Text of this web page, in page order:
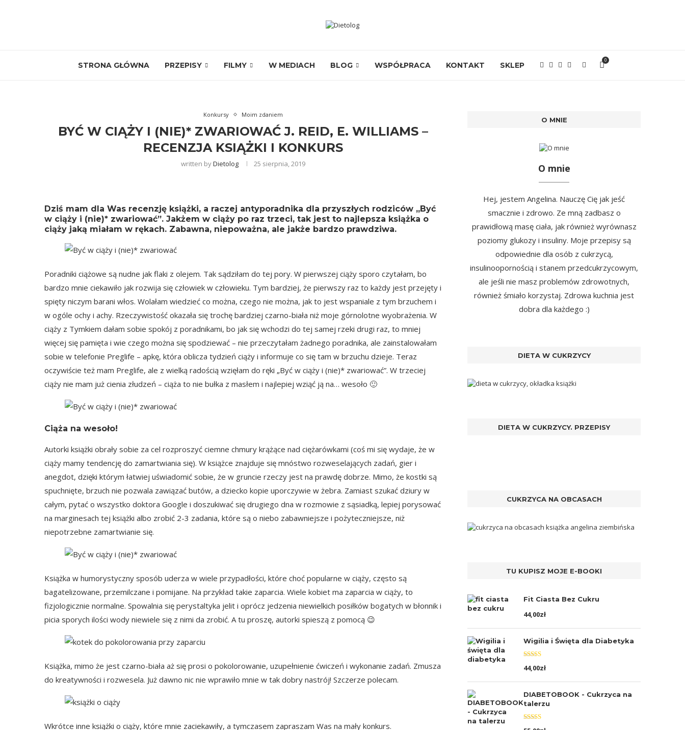
STRONA GŁÓWNA PRZEPISY FILMY W MEDIACH BLOG WSPÓŁPRACA KONTAKT SKLEP
0
Konkursy Moim zdaniem
BYĆ W CIĄŻY I (NIE)* ZWARIOWAĆ J. REID, E. WILLIAMS –
RECENZJA KSIĄŻKI I KONKURS
written byDietolog 25 sierpnia, 2019
Dziś mam dla Was recenzję książki, a raczej antyporadnika dla przyszłych rodziców „Być
w ciąży i (nie)* zwariować”. Jakżem w ciąży po raz trzeci, tak jest to najlepsza książka o
ciąży jaką miałam w rękach. Zabawna, niepoważna, ale jakże bardzo prawdziwa.
Poradniki ciążowe są nudne jak flaki z olejem. Tak sądziłam do tej pory. W pierwszej ciąży sporo czytałam, bo
bardzo mnie ciekawiło jak rozwija się człowiek w człowieku. Tym bardziej, że pierwszy raz to każdy jest przejęty i
spięty niczym barani włos. Wolałam wiedzieć co można, czego nie można, jak to jest wspaniale z tym brzuchem i
w ogóle ochy i achy. Rzeczywistość okazała się trochę bardziej czarno-biała niż moje górnolotne wyobrażenia. W
ciąży z Tymkiem dałam sobie spokój z poradnikami, bo jak się wchodzi do tej samej rzeki drugi raz, to mniej
więcej się pamięta i wie czego można się spodziewać – nie przeczytałam żadnego poradnika, ale zainstalowałam
sobie w telefonie Preglife – apkę, która oblicza tydzień ciąży i informuje co się tam w brzuchu dzieje. Teraz
oczywiście też mam Preglife, ale z wielką radością wzięłam do ręki „Być w ciąży i (nie)* zwariować”. W trzeciej
ciąży nie mam już cienia złudzeń – ciąża to nie bułka z masłem i najlepiej wziąć ją na… wesoło 🙂
Ciąża na wesoło!
Autorki książki obrały sobie za cel rozproszyć ciemne chmury krążące nad ciężarówkami (coś mi się wydaje, że w
ciąży mamy tendencję do zamartwiania się). W książce znajduje się mnóstwo rozweselających zadań, gier i
anegdot, dzięki którym łatwiej uświadomić sobie, że w gruncie rzeczy jest na prawdę dobrze. Mimo, że kostki są
spuchnięte, brzuch nie pozwala zawiązać butów, a dziecko kopie uporczywie w żebra. Zamiast szukać dziury w
całym, pytać o wszystko doktora Google i doszukiwać się drugiego dna w rozmowie z sąsiadką, lepiej porysować
na marginesach tej książki albo zrobić 2-3 zadania, które są o niebo zabawniejsze i pożyteczniejsze, niż
niepotrzebne zamartwianie się.
Książka w humorystyczny sposób uderza w wiele przypadłości, które choć popularne w ciąży, często są
bagatelizowane, przemilczane i pomijane. Na przykład takie zaparcia. Wiele kobiet ma zaparcia w ciąży, to
fizjologicznie normalne. Spowalnia się perystaltyka jelit i oprócz jedzenia niewielkich posiłków bogatych w błonnik i
picia sporych ilości wody niewiele się z nimi da zrobić. A tu proszę, autorki spieszą z pomocą 😉
Książka, mimo że jest czarno-biała aż się prosi o pokolorowanie, uzupełnienie ćwiczeń i wykonanie zadań. Zmusza
do kreatywności i rozwesela. Już dawno nic nie wprawiło mnie w tak dobry nastrój! Szczerze polecam.
Wkrótce inne książki o ciąży, które mnie zaciekawiły, a tymczasem zapraszam Was na mały konkurs.
O MNIE
O mnie
Hej, jestem Angelina. Nauczę Cię jak jeść
smacznie i zdrowo. Ze mną zadbasz o
prawidłową masę ciała, jak również wyrównasz
poziomy glukozy i insuliny. Moje przepisy są
odpowiednie dla osób z cukrzycą,
insulinoopornością i stanem przedcukrzycowym,
ale jeśli nie masz problemów zdrowotnych,
również śmiało korzystaj. Zdrowa kuchnia jest
dobra dla każdego :)
DIETA W CUKRZYCY
DIETA W CUKRZYCY. PRZEPISY
CUKRZYCA NA OBCASACH
TU KUPISZ MOJE E-BOOKI
Fit Ciasta Bez Cukru
44,00zł
Wigilia i Święta dla Diabetyka
Oceniono
5.00na 5
44,00zł
DIABETOBOOK - Cukrzyca na
talerzu
Oceniono